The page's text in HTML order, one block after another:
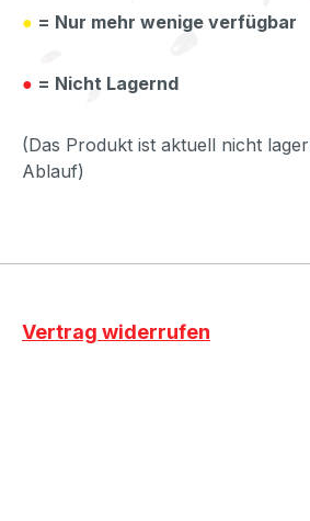
● = Nur mehr wenige verfügbar
● = Nicht Lagernd
(Das Produkt ist aktuell nicht
Ablauf)
Vertrag widerrufen